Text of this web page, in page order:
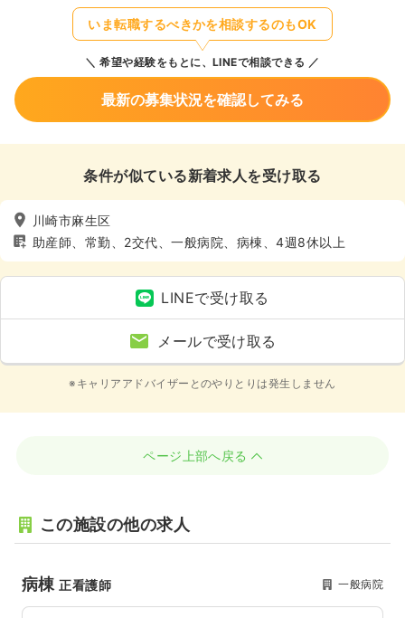
いま転職するべきかを相談するのもOK
希望や経験をもとに、LINEで相談できる
最新の募集状況を確認してみる
条件が似ている新着求人を受け取る
川崎市麻生区
助産師、常勤、2交代、一般病院、病棟、4週8休以上
LINEで受け取る
メールで受け取る
※キャリアアドバイザーとのやりとりは発生しません
ページ上部へ戻る
この施設の他の求人
病棟正看護師 一般病院